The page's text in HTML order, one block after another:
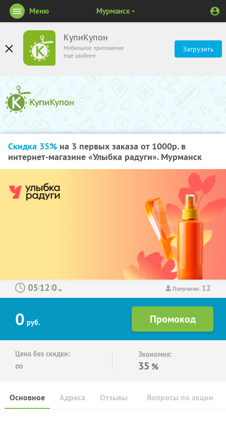
КупиКупон
Мобильное приложение
ещё удобнее
Загрузить
Меню Мурманск
Скидка 35% на 3 первых заказа от 1000р. в
интернет-магазине «Улыбка радуги». Мурманск
Получили: 12
: :
0 руб.
Цена без скидки:
∞
Экономия:
35 %
Основное Отзывы Вопросы по акции
Адреса